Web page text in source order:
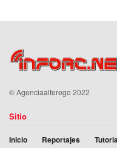
©Agenciaalterego 2022
Sitio
Inicio Reportajes